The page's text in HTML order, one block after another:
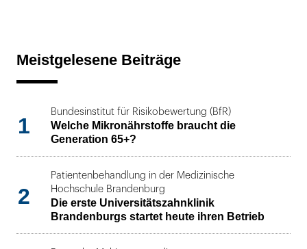
Meistgelesene Beiträge
1
Bundesinstitut für Risikobewertung (BfR)
Welche Mikronährstoffe braucht die
Generation 65+?
2
Patientenbehandlung in der Medizinische
Hochschule Brandenburg
Die erste Universitätszahnklinik
Brandenburgs startet heute ihren Betrieb